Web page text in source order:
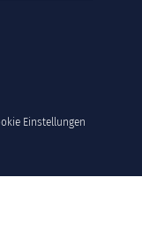
Einstellungen